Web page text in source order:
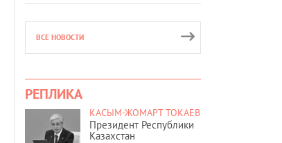
ВСЕ НОВОСТИ
РЕПЛИКА
КАСЫМ-ЖОМАРТ ТОКАЕВ
Президент Республики
Казахстан